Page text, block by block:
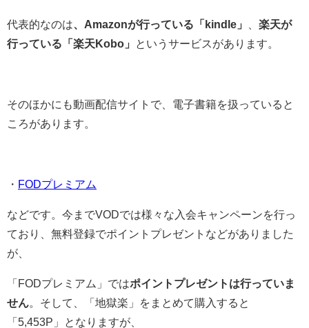
代表的なのは 、Amazonが行っている「kindle」
楽天が
行っている「楽天Kobo」
というサービスがあります。
そのほかにも動画配信サイトで、電子書籍を扱っていると
ころがあります。
・ FODプレミアム
などです。今までVODでは様々な入会キャンペーンを行っ
ており、無料登録でポイントプレゼントなどがありました
が、
「FODプレミアム」ではポイントプレゼントは行っていま
せん 。そして、「地獄楽」をまとめて購入すると
「5,453P」となりますが、